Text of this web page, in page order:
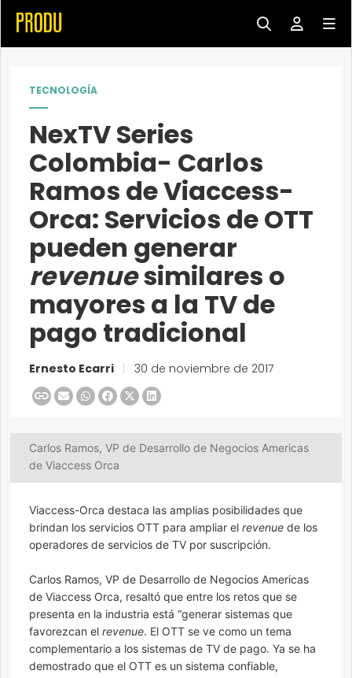
TECNOLOGÍA
NexTV Series
Colombia- Carlos
Ramos de Viaccess-
Orca: Servicios de OTT
pueden generar
revenuesimilares o
mayores a la TV de
pago tradicional
Ernesto Ecarri 30 de noviembre de 2017
Carlos Ramos, VP de Desarrollo de Negocios Americas
de Viaccess Orca
Viaccess-Orca destaca las amplias posibilidades que
brindan los servicios OTT para ampliar el revenue de los
operadores de servicios de TV por suscripción.
Carlos Ramos, VP de Desarrollo de Negocios Americas
de Viaccess Orca, resaltó que entre los retos que se
presenta en la industria está “generar sistemas que
favorezcan el revenue. El OTT se ve como un tema
complementario a los sistemas de TV de pago. Ya se ha
demostrado que el OTT es un sistema confiable,